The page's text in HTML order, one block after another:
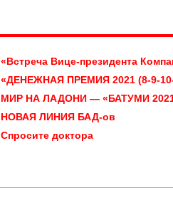
«Встреча Вице-президента
«ДЕНЕЖНАЯ ПРЕМИЯ 2021 (8-9-
МИР НА ЛАДОНИ — «БАТУМИ
НОВАЯ ЛИНИЯ БАД-ов
Спросите доктора